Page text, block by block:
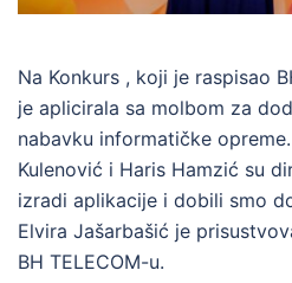
Na Konkurs , koji je raspisao
je aplicirala sa molbom za
nabavku informatičke
Kulenović i Haris Hamzić su
izradi aplikacije i dobili smo
Elvira Jašarbašić je
BH TELECOM-u.